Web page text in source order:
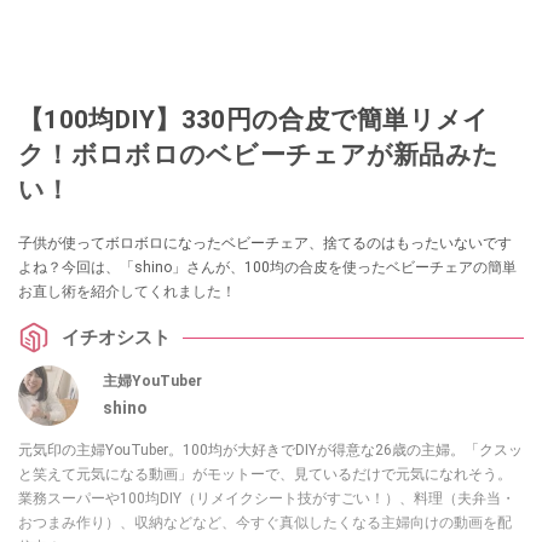
【100均DIY】330円の合皮で簡単リメイ
ク！ボロボロのベビーチェアが新品みた
い！
子供が使ってボロボロになったベビーチェア、捨てるのはもったいないです
よね？今回は、「shino」さんが、100均の合皮を使ったベビーチェアの簡単
お直し術を紹介してくれました！
イチオシスト
主婦YouTuber
shino
元気印の主婦YouTuber。100均が大好きでDIYが得意な26歳の主婦。「クスッ
と笑えて元気になる動画」がモットーで、見ているだけで元気になれそう。
業務スーパーや100均DIY（リメイクシート技がすごい！）、料理（夫弁当・
おつまみ作り）、収納などなど、今すぐ真似したくなる主婦向けの動画を配